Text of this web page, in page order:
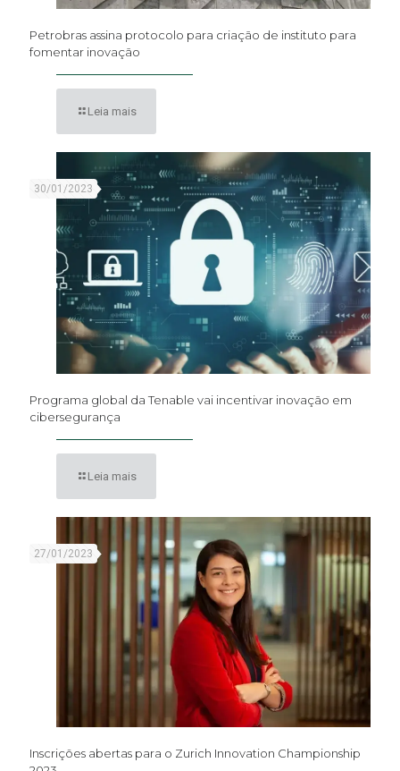
Petrobras assina protocolo para criação de instituto para
fomentar inovação
Leia mais
30/01/2023
Programa global da Tenable vai incentivar inovação em
cibersegurança
Leia mais
27/01/2023
Inscrições abertas para o Zurich Innovation Championship